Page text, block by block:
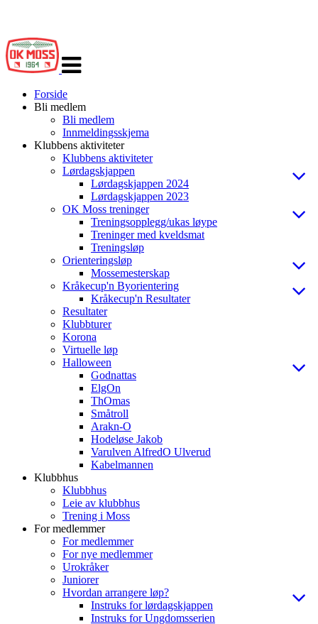
navigasjon
Forside
Bli medlem
Bli medlem
Innmeldingsskjema
Klubbens aktiviteter
Klubbens aktiviteter
Lørdagskjappen
Lørdagskjappen 2024
Lørdagskjappen 2023
OK Moss treninger
Treningsopplegg/ukas løype
Treninger med kveldsmat
Treningsløp
Orienteringsløp
Mossemesterskap
Kråkecup'n Byorientering
Kråkecup'n Resultater
Resultater
Klubbturer
Korona
Virtuelle løp
Halloween
Godnattas
ElgOn
ThOmas
Småtroll
Arakn-O
Hodeløse Jakob
Varulven AlfredO Ulverud
Kabelmannen
Klubbhus
Klubbhus
Leie av klubbhus
Trening i Moss
For medlemmer
For medlemmer
For nye medlemmer
Urokråker
Juniorer
Hvordan arrangere løp?
Instruks for lørdagskjappen
Instruks for Ungdomsserien